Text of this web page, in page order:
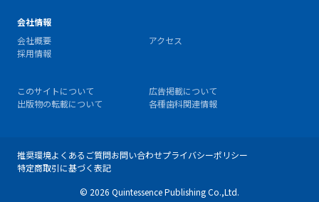
会社情報
会社概要
アクセス
採用情報
このサイトについて
広告掲載について
出版物の転載について
各種歯科関連情報
推奨環境よくあるご質問お問い合わせプライバシーポリシー
特定商取引に基づく表記
© 2026 Quintessence Publishing Co.,Ltd.